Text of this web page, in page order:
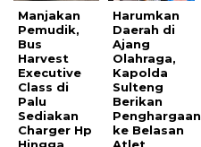
Manjakan
Pemudik,
Bus
Harvest
Executive
Class di
Palu
Sediakan
Charger Hp
Harumkan
Daerah di
Ajang
Olahraga,
Kapolda
Sulteng
Berikan
Penghargaan
ke Belasan